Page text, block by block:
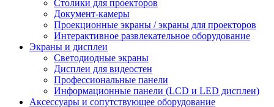
Столики для проекторов
Документ-камеры
Проекционные экраны / экраны для проекторов
Интерактивное развлекательное оборудование
Экраны и дисплеи
Светодиодные экраны
Дисплеи для видеостен
Профессиональные панели
Информационные панели (LCD и LED дисплеи)
Аксессуары и сопутствующее оборудование